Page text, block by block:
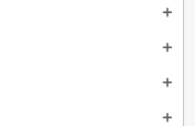
add
add
add
add